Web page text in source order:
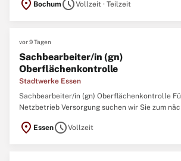
Weise die gesamte Spannbreite der großen
location_on Bochum scheduleVollzeit · Teilzeit
vor 9 Tagen
Sachbearbeiter/in (gn)
Oberflächenkontrolle
Stadtwerke Essen
Sachbearbeiter/in (gn) Oberflächenkontrolle
Netzbetrieb Versorgung suchen wir Sie zum
Zeitpunkt als Sachbearbeiter/in (gn)
zur Stelle? Gina Pilling 0201 / 800-0
location_on EssenscheduleVollzeit